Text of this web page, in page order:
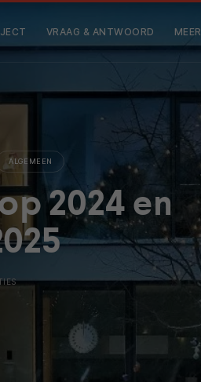
VRAAG & ANTWOORD MEER
ALGEMEEN
2024 en